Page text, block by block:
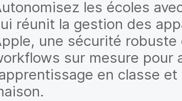
les écoles
réunit la gestion des
une sécurité robuste
sur mesure pour
en classe et